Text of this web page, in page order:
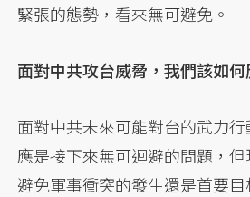
緊張的態勢，看來無可避免。
面對中共攻台威脅，我們該如何
面對中共未來可能對台的武力
應是接下來無可迴避的問題，
避免軍事衝突的發生還是首要